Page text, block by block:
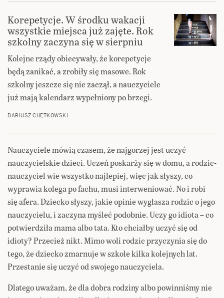
Korepetycje. W środku wakacji
wszystkie miejsca już zajęte. Rok
szkolny zaczyna się w sierpniu
Kolejne rządy obiecywały, że korepetycje
będą zanikać, a zrobiły się masowe. Rok
szkolny jeszcze się nie zaczął, a nauczyciele
już mają kalendarz wypełniony po brzegi.
DARIUSZ CHĘTKOWSKI
Nauczyciele mówią czasem, że najgorzej jest uczyć
nauczycielskie dzieci. Uczeń poskarży się w domu, a rodzic-
nauczyciel wie wszystko najlepiej, więc jak słyszy, co
wyprawia kolega po fachu, musi interweniować. No i robi
się afera. Dziecko słyszy, jakie opinie wygłasza rodzic o jego
nauczycielu, i zaczyna myśleć podobnie. Uczy go idiota – co
potwierdziła mama albo tata. Kto chciałby uczyć się od
idioty? Przecież nikt. Mimo woli rodzic przyczynia się do
tego, że dziecko zmarnuje w szkole kilka kolejnych lat.
Przestanie się uczyć od swojego nauczyciela.
Dlatego uważam, że dla dobra rodziny albo powinniśmy nie